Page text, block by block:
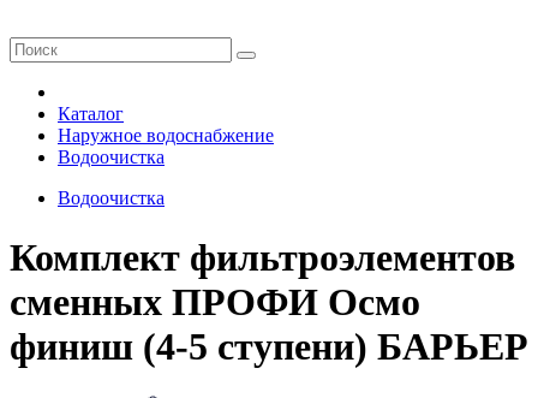
Каталог
Наружное водоснабжение
Водоочистка
Водоочистка
Комплект фильтроэлементов
сменных ПРОФИ Осмо
финиш (4-5 ступени) БАРЬЕР